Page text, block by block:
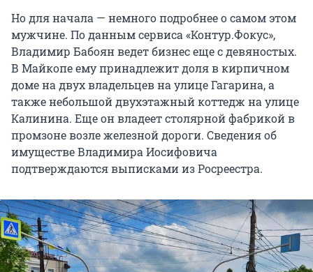
Но для начала — немного подробнее о самом этом
мужчине. По данным сервиса «Контур.Фокус»,
Владимир Бабоян ведет бизнес еще с девяностых.
В Майкопе ему принадлежит доля в кирпичном
доме на двух владельцев на улице Гагарина, а
также небольшой двухэтажный коттедж на улице
Калинина. Еще он владеет столярной фабрикой в
промзоне возле железной дороги. Сведения об
имуществе Владимира Иосифовича
подтверждаются выписками из Росреестра.